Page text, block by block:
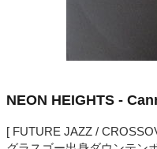
NEON HEIGHTS -
[ FUTURE JAZZ /